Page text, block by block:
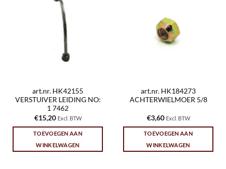
art.nr. HK42155
VERSTUIVER LEIDING NO:
1 7462
€15,20 Excl. BTW
TOEVOEGEN AAN
WINKELWAGEN
art.nr. HK184273
ACHTERWIELMOER 5/8
€3,60 Excl. BTW
TOEVOEGEN AAN
WINKELWAGEN